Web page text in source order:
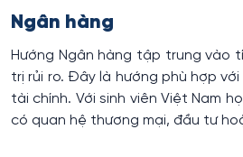
Ngân hàng
Hướng Ngân hàng tập trung vào
trị rủi ro. Đây là hướng phù hợp
tài chính. Với sinh viên Việt Nam
có quan hệ thương mại, đầu tư